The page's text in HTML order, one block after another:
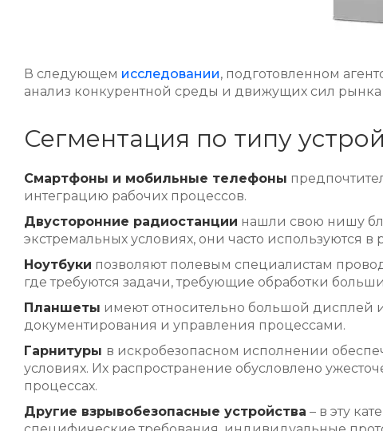
В следующем исследовании, подготовленном
анализ конкурентной среды и движущих сил рынка
Сегментация по типу
Смартфоны и мобильные телефоны
интеграцию рабочих процессов.
Двусторонние радиостанции нашли свою нишу
экстремальных условиях, они часто
Ноутбуки позволяют полевым специалистам
где требуются задачи, требующие обработки
Планшеты имеют относительно большой дисплей
документирования и управления процессами.
Гарнитуры в искробезопасном исполнении
условиях. Их распространение обусловлено
процессах.
Другие взрывобезопасные устройства – в эту